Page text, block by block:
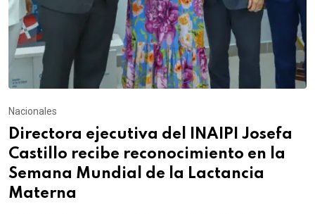
Nacionales
Directora ejecutiva del INAIPI Josefa
Castillo recibe reconocimiento en la
Semana Mundial de la Lactancia
Materna